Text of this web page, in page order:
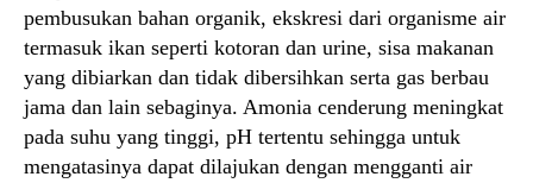
pembusukan bahan organik, ekskresi dari organisme air
termasuk ikan seperti kotoran dan urine, sisa makanan
yang dibiarkan dan tidak dibersihkan serta gas berbau
jama dan lain sebaginya. Amonia cenderung meningkat
pada suhu yang tinggi, pH tertentu sehingga untuk
mengatasinya dapat dilajukan dengan mengganti air